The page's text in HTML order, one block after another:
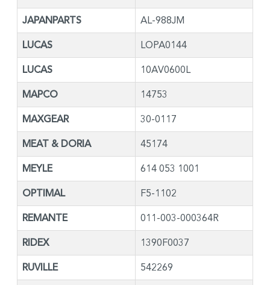
JAPANPARTS AL-988JM
LUCAS LOPA0144
LUCAS 10AV0600L
MAPCO 14753
MAXGEAR 30-0117
MEAT & DORIA 45174
MEYLE 614 053 1001
OPTIMAL F5-1102
REMANTE 011-003-000364R
RIDEX 1390F0037
RUVILLE 542269